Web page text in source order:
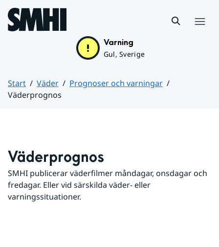
Hoppa till sidans innehåll
Varning
Gul, Sverige
Start Väder
Prognoser och varningar
Väderprognos
Väderprognos
SMHI publicerar väderfilmer måndagar, onsdagar och
fredagar. Eller vid särskilda väder- eller
varningssituationer.